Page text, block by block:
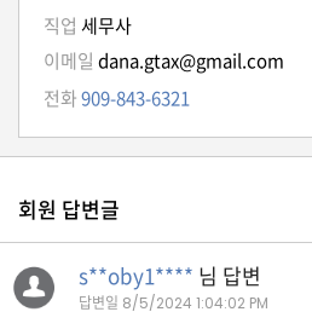
미
국
에
새
운
문
직업 세무사
이메일 dana.gtax@gmail.com
전화909-843-6321
회원 답변글
s**oby1**** 님 답변
답변일 8/5/2024 1:04:02 PM